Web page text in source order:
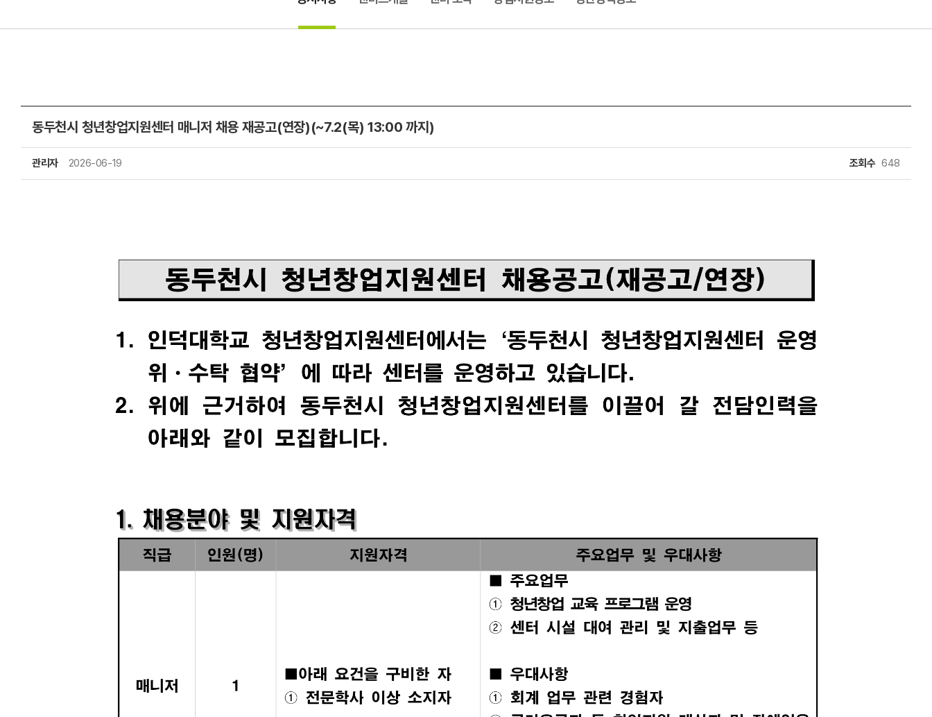
동두천시 청년창업지원센터 매니저 채용 재공고(연장)(~7.2(목) 13:00 까지)
관리자 2026-06-19 조회수 648